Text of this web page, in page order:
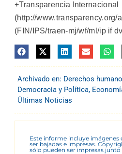
+Transparencia Internacional
(http://
(FIN/IPS/traen-mj/wf/ml/ip if
Archivado en: Derechos
Democracia y Política,
Últimas Noticias
Este informe incluye imágenes
ser bajadas e impresas.
sólo pueden ser impresas